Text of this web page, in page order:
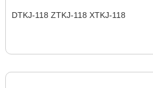
DTKJ-118 ZTKJ-118 XTKJ-118